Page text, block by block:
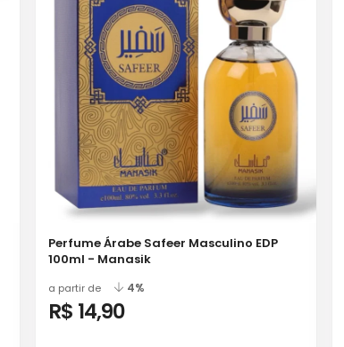
Perfume Árabe Safeer Masculino EDP
100ml - Manasik
a partir de 4%
R$ 14,90